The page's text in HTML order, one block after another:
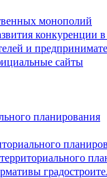
монополий
конкуренции
и
сайты
планирования